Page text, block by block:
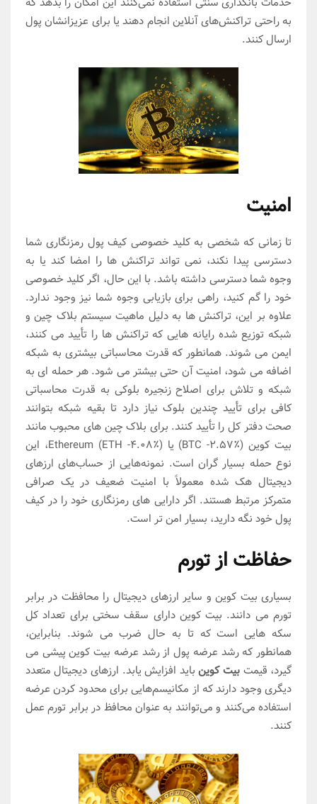
به راحتی تراکنش‌های آنلاین انجام دهند یا برای عزیزانشان پول
ارسال کنند.
امنیت
تا زمانی که شخصی به کلید خصوصی کیف پول رمزنگاری شما
دسترسی پیدا نکند، نمی تواند تراکنش ها را امضا کند یا به
وجوه شما دسترسی داشته باشد. با این حال، اگر کلید خصوصی
خود را گم کنید، راهی برای بازیابی وجوه شما نیز وجود ندارد.
علاوه بر این، تراکنش ها به دلیل ماهیت سیستم بلاک چین و
شبکه توزیع شده رایانه هایی که تراکنش ها را تأیید می کنند،
ایمن می شوند. همانطور که قدرت محاسباتی بیشتری به شبکه
اضافه می شود، امنیت آن حتی بیشتر می شود. هر حمله ای به
شبکه و تلاش برای اصلاح زنجیره بلوکی به قدرت محاسباتی
کافی برای تأیید چندین بلوک نیاز دارد تا بقیه شبکه بتوانند
صحت دفتر کل را تأیید کنند. برای بلاک چین های محبوب مانند
بیت کوین (BTC -2.57٪) یا Ethereum (ETH -4.08٪)، این
نوع حمله بسیار گران است. نمونه‌هایی از حساب‌های ارزهای
دیجیتال هک شده معمولاً با امنیت ضعیف در یک صرافی
متمرکز مرتبط هستند. اگر دارایی های رمزنگاری خود را در کیف
پول خود نگه دارید، بسیار امن تر است.
حفاظت از تورم
بسیاری بیت کوین و سایر ارزهای دیجیتال را محافظت در برابر
تورم می دانند. بیت کوین دارای سقف سختی برای تعداد کل
سکه هایی است که تا به حال ضرب می شوند. بنابراین،
همانطور که رشد عرضه پول از رشد عرضه بیت کوین پیشی می
گیرد، قیمتبیت کوینباید افزایش یابد. ارزهای دیجیتال متعدد
دیگری وجود دارند که از مکانیسم‌هایی برای محدود کردن عرضه
استفاده می‌کنند و می‌توانند به عنوان محافظ در برابر تورم عمل
کنند.